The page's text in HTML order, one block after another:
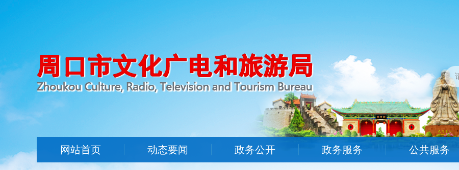
网站首页 动态要闻 政务公开 政务服务 公共服务